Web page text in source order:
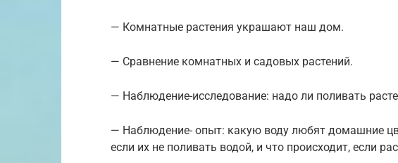
— Комнатные растения украшают наш дом.
— Сравнение комнатных и садовых растений.
— Наблюдение-исследование: надо ли поливать
— Наблюдение- опыт: какую воду любят домашние
если их не поливать водой, и что происходит, если